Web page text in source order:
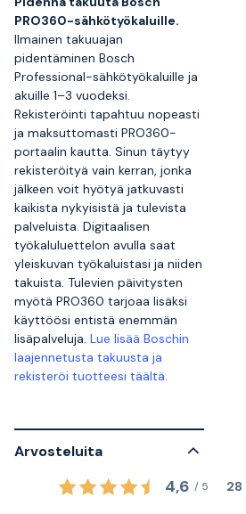
PRO360-sähkötyökaluille.
Ilmainen takuuajan
pidentäminen Bosch
Professional-sähkötyökaluille ja
akuille 1–3 vuodeksi.
Rekisteröinti tapahtuu nopeasti
ja maksuttomasti PRO360-
portaalin kautta. Sinun täytyy
rekisteröityä vain kerran, jonka
jälkeen voit hyötyä jatkuvasti
kaikista nykyisistä ja tulevista
palveluista. Digitaalisen
työkaluluettelon avulla saat
yleiskuvan työkaluistasi ja niiden
takuista. Tulevien päivitysten
myötä PRO360 tarjoaa lisäksi
käyttöösi entistä enemmän
lisäpalveluja. Lue lisää Boschin
laajennetusta takuusta ja
rekisteröi tuotteesi täältä.
Arvosteluita
4,6 / 5 28